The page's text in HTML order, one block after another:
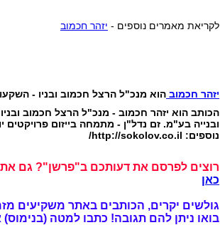
לקריאת מאמרים נוספים - יזהר חכמוב
יזהר חכמוב הוא מנכ"ל הרצל חכמוב ובניו -
הכותב הוא יזהר חכמוב - מנכ"ל הרצל חכמוב ובניו
ובנייה בע"מ. זם נדל"ן - מתמחה בייזום פרויקטים
נוספים: http://sokolov.co.il/
רוצים לפרסם את דעותכם ב"פרשן"? גם
כאן
גולשים יקרים, הכותבים באתר משקיעים
בואו ניתן להם תגובה! כתבו למטה